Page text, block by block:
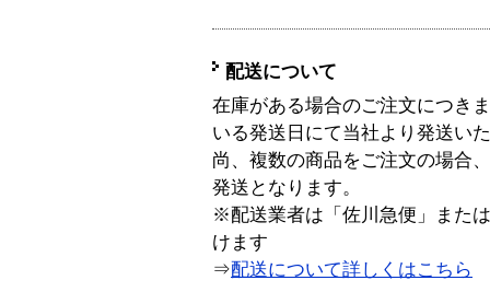
配送について
在庫がある場合のご注文につき
いる発送日にて当社より発送い
尚、複数の商品をご注文の場合
発送となります。
※配送業者は「佐川急便」また
けます
⇒配送について詳しくはこちら